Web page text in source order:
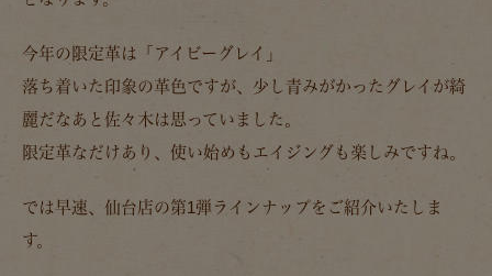
今年の限定革は「アイビーグレイ」
落ち着いた印象の革色ですが、少し青みがかったグレイが綺
麗だなあと佐々木は思っていました。
限定革なだけあり、使い始めもエイジングも楽しみですね。
では早速、仙台店の第1弾ラインナップをご紹介いたしま
す。